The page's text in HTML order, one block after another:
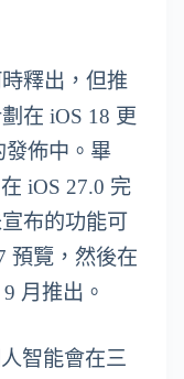
釋出，但推
在 iOS 18 更
發佈中。畢
iOS 27.0 完
布的功能可
預覽，然後在
月推出。
智能會在三